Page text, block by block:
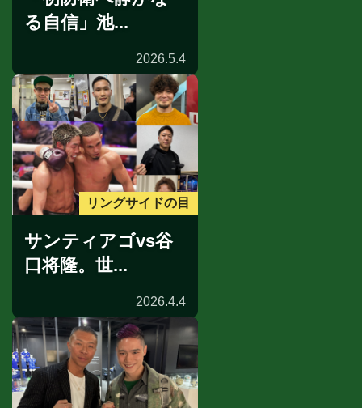
る自信」池...
2026.5.4
リングサイドの目
サンティアゴvs谷
口将隆。世...
2026.4.4